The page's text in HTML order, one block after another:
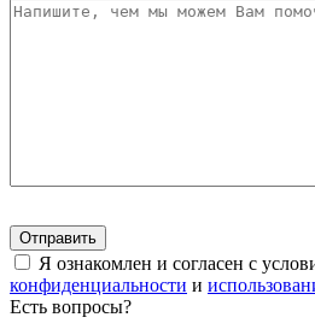
Я ознакомлен и согласен с
конфиденциальности и
Есть вопросы?